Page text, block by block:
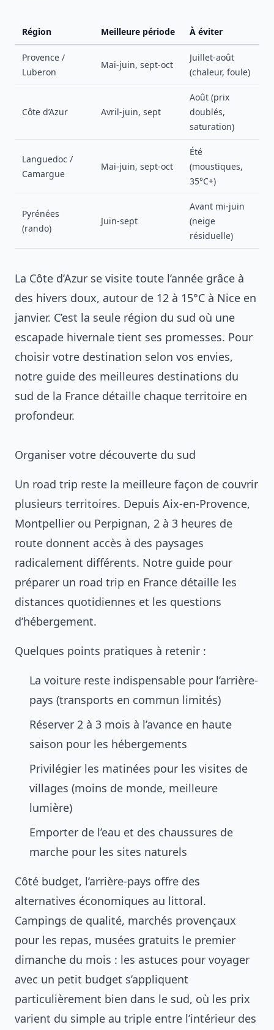
Région Meilleure période À éviter
Provence /
Luberon
Mai-juin, sept-oct
Juillet-août
(chaleur, foule)
Côte d’Azur Avril-juin, sept
Août (prix
doublés,
saturation)
Languedoc /
Camargue
Mai-juin, sept-oct
Été
(moustiques,
35°C+)
Pyrénées
(rando)
Juin-sept
Avant mi-juin
(neige
résiduelle)
La Côte d’Azur se visite toute l’année grâce à
des hivers doux, autour de 12 à 15°C à Nice en
janvier. C’est la seule région du sud où une
escapade hivernale tient ses promesses. Pour
choisir votre destination selon vos envies,
notre guide des meilleures destinations du
sud de la France détaille chaque territoire en
profondeur.
Organiser votre découverte du sud
Un road trip reste la meilleure façon de couvrir
plusieurs territoires. Depuis Aix-en-Provence,
Montpellier ou Perpignan, 2 à 3 heures de
route donnent accès à des paysages
radicalement différents. Notre guide pour
préparer un road trip en France détaille les
distances quotidiennes et les questions
d’hébergement.
Quelques points pratiques à retenir :
La voiture reste indispensable pour l’arrière-
pays (transports en commun limités)
Réserver 2 à 3 mois à l’avance en haute
saison pour les hébergements
Privilégier les matinées pour les visites de
villages (moins de monde, meilleure
lumière)
Emporter de l’eau et des chaussures de
marche pour les sites naturels
Côté budget, l’arrière-pays offre des
alternatives économiques au littoral.
Campings de qualité, marchés provençaux
pour les repas, musées gratuits le premier
dimanche du mois : les astuces pour voyager
avec un petit budget s’appliquent
particulièrement bien dans le sud, où les prix
varient du simple au triple entre l’intérieur des